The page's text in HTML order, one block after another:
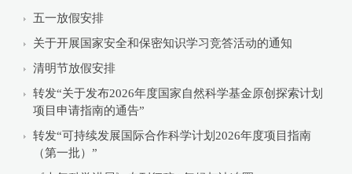
五一放假安排
关于开展国家安全和保密知识学习竞答活动的通知
清明节放假安排
转发“关于发布2026年度国家自然科学基金原创探索计划
项目申请指南的通告”
转发“可持续发展国际合作科学计划2026年度项目指南
（第一批）”